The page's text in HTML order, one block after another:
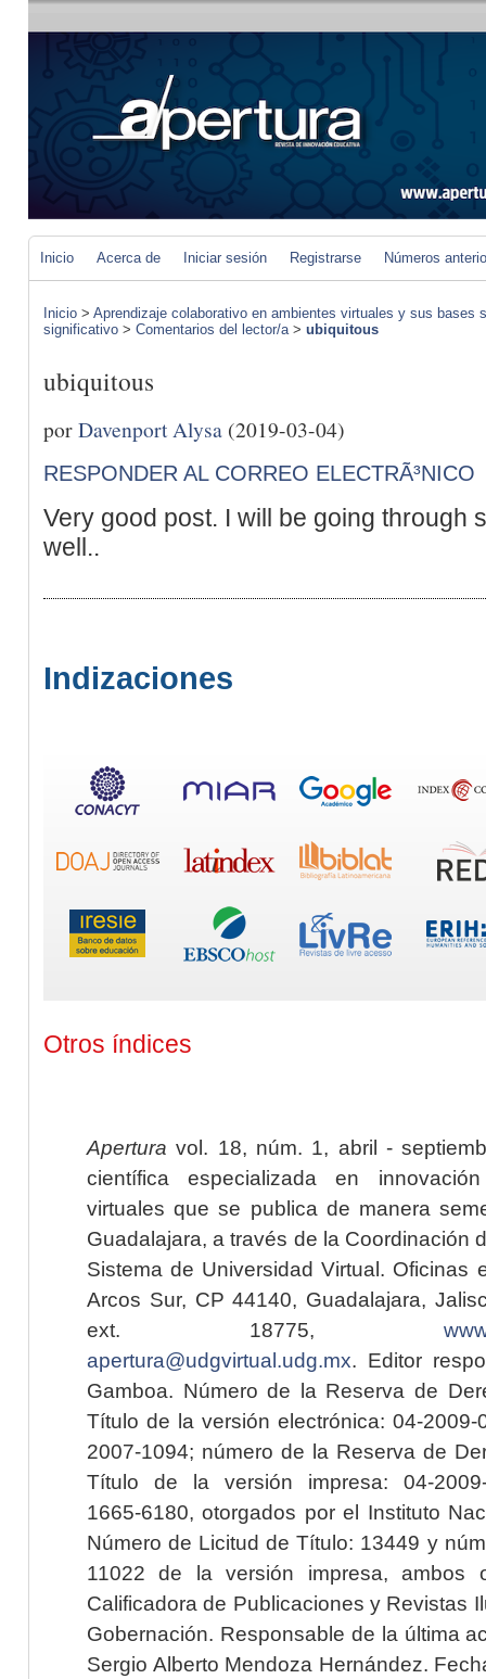
Inicio Acerca de Iniciar sesión Registrarse Números
Inicio > Aprendizaje colaborativo en ambientes virtuales y sus
significativo > Comentarios del lector/a> ubiquitous
ubiquitous
porDavenport Alysa (2019-03-04)
RESPONDER AL CORREO ELECTRÃ³NICO
Very good post. I will be going through
well..
Indizaciones
Otros índices
Apertura vol. 18, núm. 1, abril -
científica especializada en
virtuales que se publica de manera
Guadalajara, a través de la Coordinación
Sistema de Universidad Virtual. Oficinas
Arcos Sur, CP 44140, Guadalajara,
ext. 18775,
apertura@udgvirtual.udg.mx. Editor
Gamboa. Número de la Reserva de
Título de la versión electrónica: 04-2009-
2007-1094; número de la Reserva de
Título de la versión impresa: 04-2009-
1665-6180, otorgados por el Instituto
Número de Licitud de Título: 13449 y
11022 de la versión impresa, ambos
Calificadora de Publicaciones y Revistas
Gobernación. Responsable de la última
Sergio Alberto Mendoza Hernández.